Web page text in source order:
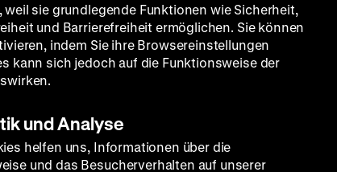
weil sie grundlegende Funktionen wie Sicherheit,
und Barrierefreiheit ermöglichen. Sie können
indem Sie ihre Browsereinstellungen
kann sich jedoch auf die Funktionsweise der
und Analyse
helfen uns, Informationen über die
und das Besucherverhalten auf unserer